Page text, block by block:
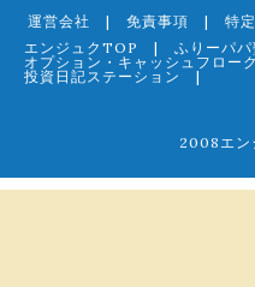
運営会社 | 免責事項 | 特
エンジュクTOP
| ふりーパパ
オプション・キャッシュフロー
投資日記ステーション
|
2008エン